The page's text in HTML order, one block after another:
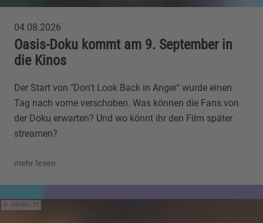
04.08.2026
Oasis-Doku kommt am 9. September in
die Kinos
Der Start von "Don't Look Back in Anger" wurde einen
Tag nach vorne verschoben. Was können die Fans von
der Doku erwarten? Und wo könnt ihr den Film später
streamen?
mehr lesen
IMAGO / TT